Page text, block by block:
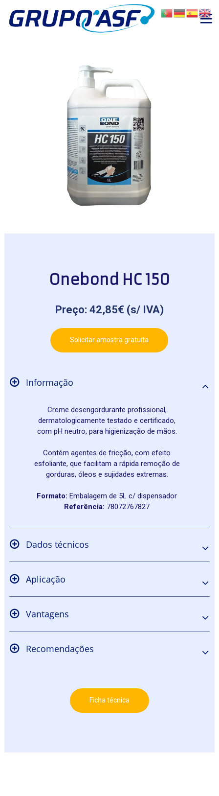
Onebond HC 150
Preço: 42,85€ (s/ IVA)
Solicitar amostra gratuita
Informação
Creme desengordurante profissional,
dermatologicamente testado e certificado,
com pH neutro, para higienização de mãos.
Contém agentes de fricção, com efeito
esfoliante, que facilitam a rápida remoção de
gorduras, óleos e sujidades extremas.
Formato:Embalagem de 5L c/ dispensador
Referência: 78072767827
Dados técnicos
Aplicação
Vantagens
Recomendações
Ficha técnica